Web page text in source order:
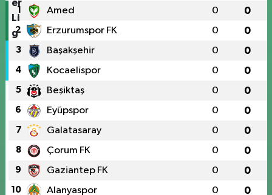
1 Amed 0 0
2 Erzurumspor FK 0 0
3 Başakşehir 0 0
4 Kocaelispor 0 0
5 Beşiktaş 0 0
6 Eyüpspor 0 0
7 Galatasaray 0 0
8 Çorum FK 0 0
9 Gaziantep FK 0 0
10 Alanyaspor 0 0